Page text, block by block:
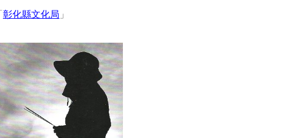
彰化縣文化局 」